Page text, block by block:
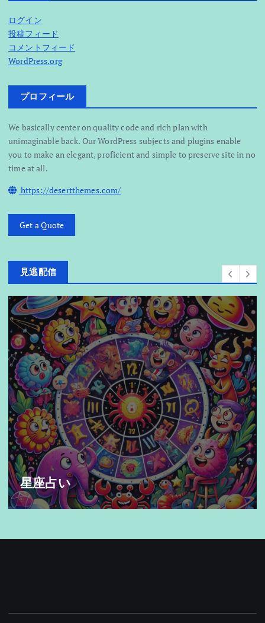
ログイン
投稿フィード
コメントフィード
WordPress.org
プロフィール
We basically center on quality code and rich plan with
unimaginable back. Our WordPress subjects and plugins enable
you to make an elegant, proficient and simple to preserve site in no
time at all.
https://desertthemes.com/
Get a Quote
見逃配信
「新垣結衣がCMで魅せる！その魅力と
影響力を徹底解析」